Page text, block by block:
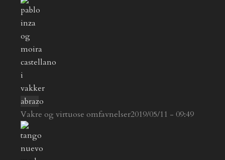
Vakre og virtuose omfavnelser2019/05/11 - 09:49